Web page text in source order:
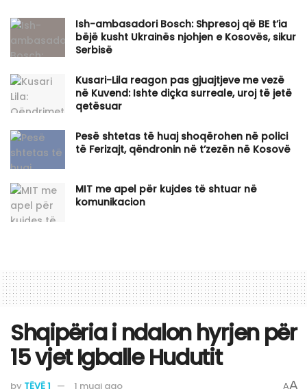
Ish-ambasadori Bosch: Shpresoj që BE t’ia
bëjë kusht Ukrainës njohjen e Kosovës, sikur
Serbisë
Kusari-Lila reagon pas gjuajtjeve me vezë
në Kuvend: Ishte diçka surreale, uroj të jetë
qetësuar
Pesë shtetas të huaj shoqërohen në polici
të Ferizajt, qëndronin në t’zezën në Kosovë
MIT me apel për kujdes të shtuar në
komunikacion
Shqipëria i ndalon hyrjen për
15 vjet Igballe Hudutit
by TËVË 1 1 muaj ago AA